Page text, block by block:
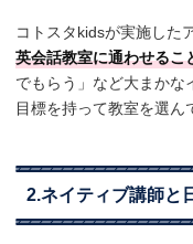
コトスタkidsが実施した
英会話教室に通わせるこ
でもらう」など大まかな
目標を持って教室を選ん
2.ネイティブ講師と